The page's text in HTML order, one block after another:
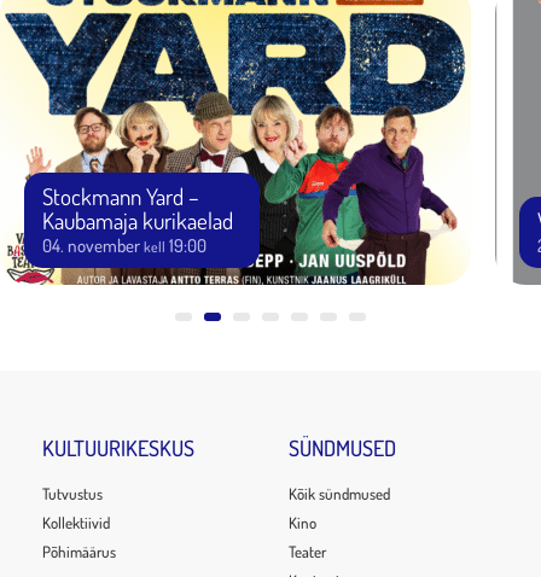
Stockmann Yard –
Kaubamaja kurikaelad
04. november kell 19:00
KULTUURIKESKUS
Tutvustus
Kollektiivid
Põhimäärus
SÜNDMUSED
Kõik sündmused
Kino
Teater